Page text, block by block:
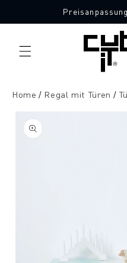
Inhalt
Home Regal mit Türen